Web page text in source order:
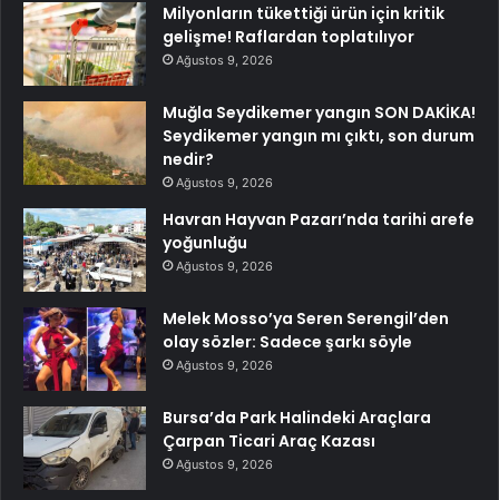
Milyonların tükettiği ürün için kritik
gelişme! Raflardan toplatılıyor
Ağustos 9, 2026
Muğla Seydikemer yangın SON DAKİKA!
Seydikemer yangın mı çıktı, son durum
nedir?
Ağustos 9, 2026
Havran Hayvan Pazarı’nda tarihi arefe
yoğunluğu
Ağustos 9, 2026
Melek Mosso’ya Seren Serengil’den
olay sözler: Sadece şarkı söyle
Ağustos 9, 2026
Bursa’da Park Halindeki Araçlara
Çarpan Ticari Araç Kazası
Ağustos 9, 2026